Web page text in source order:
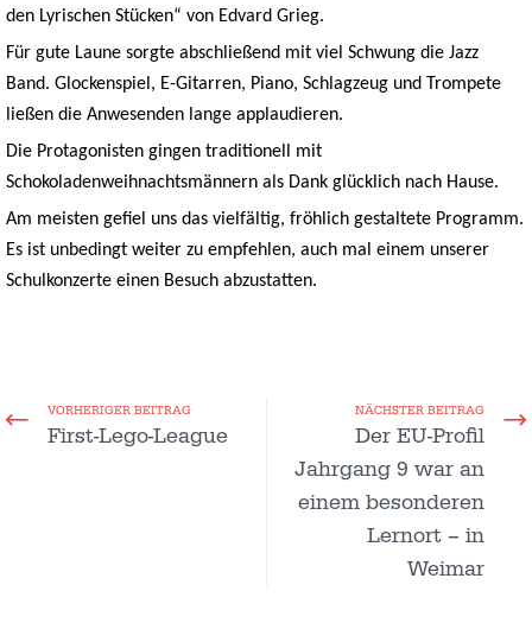
den Lyrischen Stücken“ von Edvard Grieg.
Für gute Laune sorgte abschließend mit viel Schwung die Jazz
Band. Glockenspiel, E-Gitarren, Piano, Schlagzeug und Trompete
ließen die Anwesenden lange applaudieren.
Die Protagonisten gingen traditionell mit
Schokoladenweihnachtsmännern als Dank glücklich nach Hause.
Am meisten gefiel uns das vielfältig, fröhlich gestaltete Programm.
Es ist unbedingt weiter zu empfehlen, auch mal einem unserer
Schulkonzerte einen Besuch abzustatten.
VORHERIGER BEITRAG
First-Lego-League
NÄCHSTER BEITRAG
Der EU-Profil
Jahrgang 9 war an
einem besonderen
Lernort – in
Weimar